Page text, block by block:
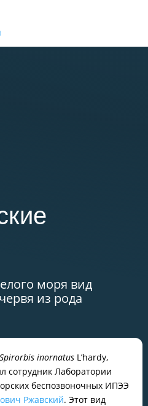
моря вид
из рода
Spirorbis inornatusL’hardy,
сотрудник Лаборатории
беспозвоночных ИПЭЭ
Ржавский. Этот вид